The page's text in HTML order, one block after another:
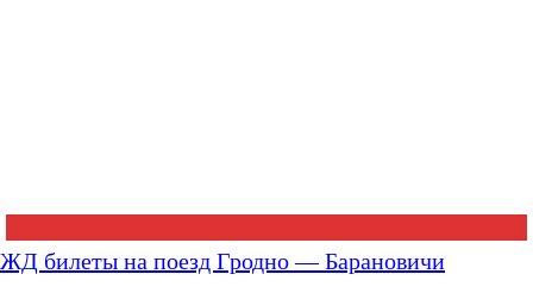
ЖД билеты на поезд Гродно — Барановичи